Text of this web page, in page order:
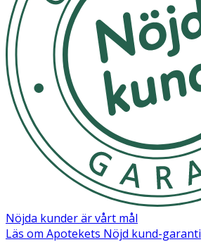
Nöjda kunder är vårt mål
Läs om Apotekets Nöjd kund-garanti